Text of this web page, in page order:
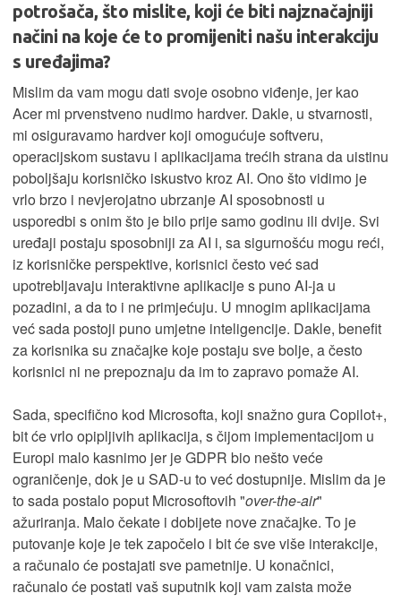
potrošača, što mislite, koji će biti najznačajniji
načini na koje će to promijeniti našu interakciju
s uređajima?
Mislim da vam mogu dati svoje osobno viđenje, jer kao
Acer mi prvenstveno nudimo hardver. Dakle, u stvarnosti,
mi osiguravamo hardver koji omogućuje softveru,
operacijskom sustavu i aplikacijama trećih strana da uistinu
poboljšaju korisničko iskustvo kroz AI. Ono što vidimo je
vrlo brzo i nevjerojatno ubrzanje AI sposobnosti u
usporedbi s onim što je bilo prije samo godinu ili dvije. Svi
uređaji postaju sposobniji za AI i, sa sigurnošću mogu reći,
iz korisničke perspektive, korisnici često već sad
upotrebljavaju interaktivne aplikacije s puno AI-ja u
pozadini, a da to i ne primjećuju. U mnogim aplikacijama
već sada postoji puno umjetne inteligencije. Dakle, benefit
za korisnika su značajke koje postaju sve bolje, a često
korisnici ni ne prepoznaju da im to zapravo pomaže AI.
Sada, specifično kod Microsofta, koji snažno gura Copilot+,
bit će vrlo opipljivih aplikacija, s čijom implementacijom u
Europi malo kasnimo jer je GDPR bio nešto veće
ograničenje, dok je u SAD-u to već dostupnije. Mislim da je
to sada postalo poput Microsoftovih "over-the-air"
ažuriranja. Malo čekate i dobijete nove značajke. To je
putovanje koje je tek započelo i bit će sve više interakcije,
a računalo će postajati sve pametnije. U konačnici,
računalo će postati vaš suputnik koji vam zaista može